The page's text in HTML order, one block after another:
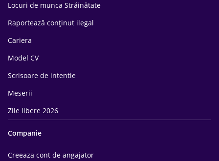
Locuri de munca Străinătate
Raportează conținut ilegal
Cariera
Model CV
Scrisoare de intentie
Meserii
Zile libere 2026
Companie
Creeaza cont de angajator